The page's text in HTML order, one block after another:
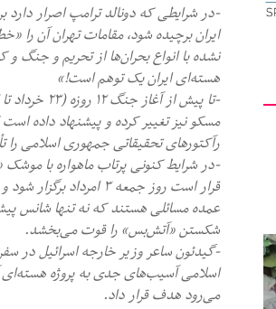
لندن
-در شرایطی که دونالد ترامپ اصرار
ایران برچیده شود، مقامات تهران آن
نشده با انواع بحران‌ها از تحریم و جنگ
هسته‌ای ایران یک توهم است!»
مسکو نیز تغییر کرده و پیشنهاد داده
رآکتورهای تحقیقاتی جمهوری اسلامی را
-در شرایط کنونی پرتاب ماهواره با
قرار است روز جمعه ۳
عمده مسائلی هستند که نه تنها شانس
شکستن «آتش‌بس» را قوت می‌بخشد.
اسلامی آسیب‌های جدی به پروژه هسته‌ای
می‌رود هدف قرار داد.